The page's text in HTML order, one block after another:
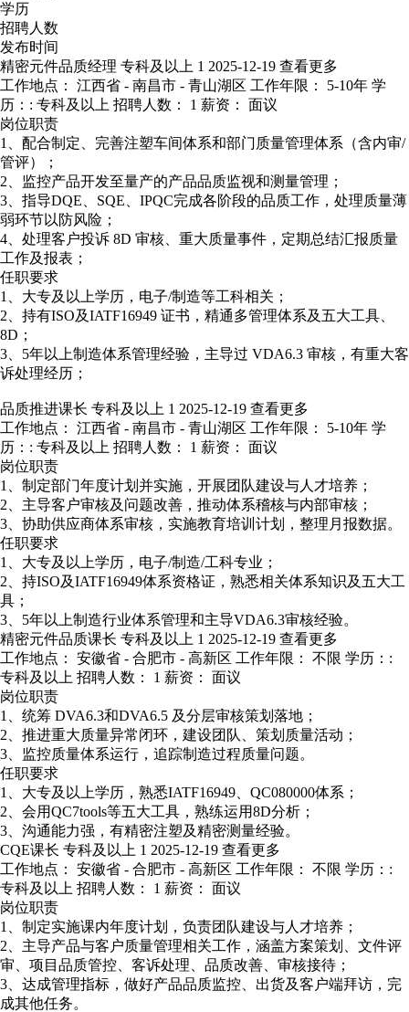
学历
招聘人数
发布时间
精密元件品质经理 专科及以上 1 2025-12-19 查看更多
工作地点： 江西省 - 南昌市 - 青山湖区 工作年限： 5-10年 学
历：: 专科及以上 招聘人数： 1 薪资： 面议
岗位职责
1、配合制定、完善注塑车间体系和部门质量管理体系（含内审/
管评）；
2、监控产品开发至量产的产品品质监视和测量管理；
3、指导DQE、SQE、IPQC完成各阶段的品质工作，处理质量薄
弱环节以防风险；
4、处理客户投诉 8D 审核、重大质量事件，定期总结汇报质量
工作及报表；
任职要求
1、大专及以上学历，电子/制造等工科相关；
2、持有ISO及IATF16949 证书，精通多管理体系及五大工具、
8D；
3、5年以上制造体系管理经验，主导过 VDA6.3 审核，有重大客
诉处理经历；
品质推进课长 专科及以上 1 2025-12-19 查看更多
工作地点： 江西省 - 南昌市 - 青山湖区 工作年限： 5-10年 学
历：: 专科及以上 招聘人数： 1 薪资： 面议
岗位职责
1、制定部门年度计划并实施，开展团队建设与人才培养；
2、主导客户审核及问题改善，推动体系稽核与内部审核；
3、协助供应商体系审核，实施教育培训计划，整理月报数据。
任职要求
1、大专及以上学历，电子/制造/工科专业；
2、持ISO及IATF16949体系资格证，熟悉相关体系知识及五大工
具；
3、5年以上制造行业体系管理和主导VDA6.3审核经验。
精密元件品质课长 专科及以上 1 2025-12-19 查看更多
工作地点： 安徽省 - 合肥市 - 高新区 工作年限： 不限 学历：:
专科及以上 招聘人数： 1 薪资： 面议
岗位职责
1、统筹 DVA6.3和DVA6.5 及分层审核策划落地；
2、推进重大质量异常闭环，建设团队、策划质量活动；
3、监控质量体系运行，追踪制造过程质量问题。
任职要求
1、大专及以上学历，熟悉IATF16949、QC080000体系；
2、会用QC7tools等五大工具，熟练运用8D分析；
3、沟通能力强，有精密注塑及精密测量经验。
CQE课长 专科及以上 1 2025-12-19 查看更多
工作地点： 安徽省 - 合肥市 - 高新区 工作年限： 不限 学历：:
专科及以上 招聘人数： 1 薪资： 面议
岗位职责
1、制定实施课内年度计划，负责团队建设与人才培养；
2、主导产品与客户质量管理相关工作，涵盖方案策划、文件评
审、项目品质管控、客诉处理、品质改善、审核接待；
3、达成管理指标，做好产品品质监控、出货及客户端拜访，完
成其他任务。